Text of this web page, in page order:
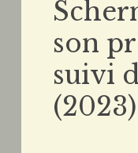
son
suivi